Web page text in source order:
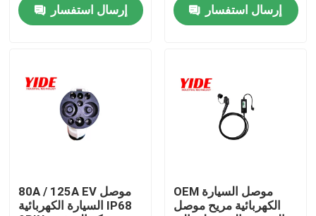
موصل كهربائي للدراجات النارية
موصل بطارية Ebike
كومة شحن EV
إرسال استفسار
إرسال استفسار
80A / 125A EV موصل
السيارة الكهربائية IP68
OEM موصل السيارة
الكهربائية مريح موصل